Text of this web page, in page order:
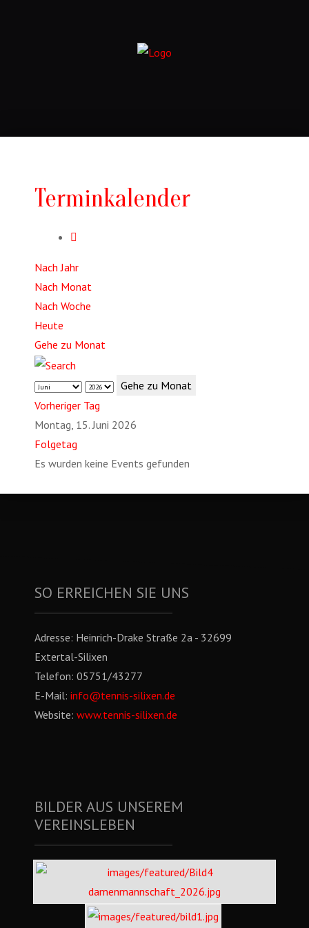
Terminkalender
Nach Jahr
Nach Monat
Nach Woche
Heute
Gehe zu Monat
Gehe zu Monat
Vorheriger Tag
Montag, 15. Juni 2026
Folgetag
Es wurden keine Events gefunden
SO ERREICHEN SIE UNS
Adresse: Heinrich-Drake Straße 2a - 32699
Extertal-Silixen
Telefon: 05751/43277
E-Mail: info@tennis-silixen.de
Website: www.tennis-silixen.de
BILDER AUS UNSEREM
VEREINSLEBEN